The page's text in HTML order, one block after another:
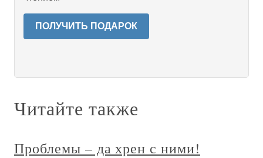
ПОЛУЧИТЬ ПОДАРОК
Читайте также
Проблемы – да хрен с ними!